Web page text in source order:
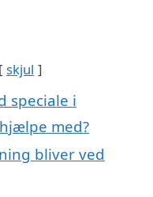
skjul
speciale i
med?
bliver ved